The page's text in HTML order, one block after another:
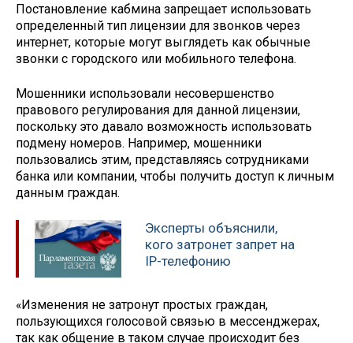
Постановление кабмина запрещает использовать
определенный тип лицензии для звонков через
интернет, которые могут выглядеть как обычные
звонки с городского или мобильного телефона.
Мошенники использовали несовершенство
правового регулирования для данной лицензии,
поскольку это давало возможность использовать
подмену номеров. Например, мошенники
пользовались этим, представляясь сотрудниками
банка или компании, чтобы получить доступ к личным
данным граждан.
Эксперты объяснили,
кого затронет запрет на
IP-телефонию
«Изменения не затронут простых граждан,
пользующихся голосовой связью в мессенджерах,
так как общение в таком случае происходит без